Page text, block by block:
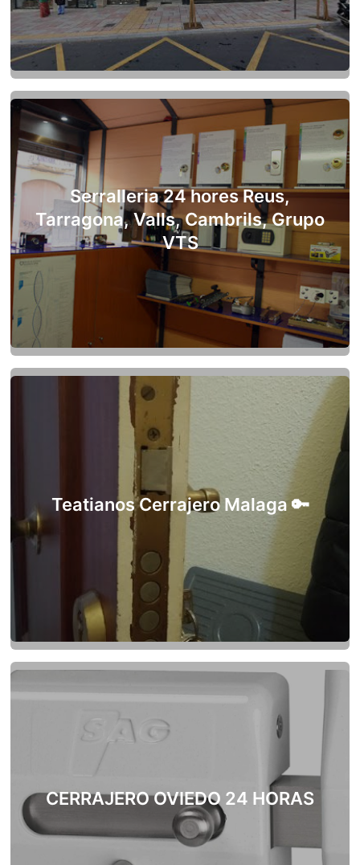
Serralleria 24 hores Reus,
Tarragona, Valls, Cambrils, Grupo
VTS
Teatianos Cerrajero Malaga 🔑
CERRAJERO OVIEDO 24 HORAS